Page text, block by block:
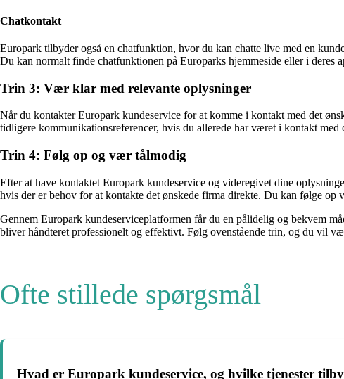
Chatkontakt
Europark tilbyder også en chatfunktion, hvor du kan chatte live med en
Du kan normalt finde chatfunktionen på Europarks hjemmeside eller i deres
Trin 3: Vær klar med relevante oplysninger
Når du kontakter Europark kundeservice for at komme i kontakt med det
tidligere kommunikationsreferencer, hvis du allerede har været i kontakt
Trin 4: Følg op og vær tålmodig
Efter at have kontaktet Europark kundeservice og videregivet dine
hvis der er behov for at kontakte det ønskede firma direkte. Du kan følge
Gennem Europark kundeserviceplatformen får du en pålidelig og bekvem
bliver håndteret professionelt og effektivt. Følg ovenstående trin, og du vil
Ofte stillede spørgsmål
Hvad er Europark kundeservice, og hvilke tjenester